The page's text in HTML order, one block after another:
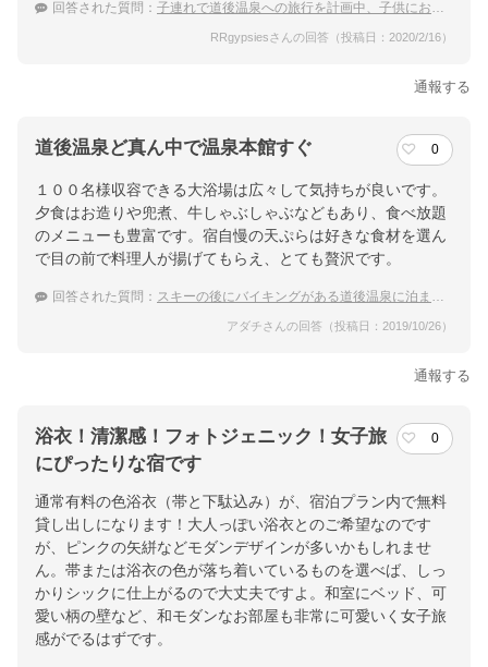
回答された質問： 子連れで道後温泉への旅行を計画中、子供にお子様ランチを提供してくれる宿はありますか？
RRgypsiesさんの回答（投稿日：2020/2/16）
通報する
道後温泉ど真ん中で温泉本館すぐ 0
１００名様収容できる大浴場は広々して気持ちが良いです。
夕食はお造りや兜煮、牛しゃぶしゃぶなどもあり、食べ放題
のメニューも豊富です。宿自慢の天ぷらは好きな食材を選ん
で目の前で料理人が揚げてもらえ、とても贅沢です。
回答された質問： スキーの後にバイキングがある道後温泉に泊まりたい
アダチさんの回答（投稿日：2019/10/26）
通報する
浴衣！清潔感！フォトジェニック！女子旅
にぴったりな宿です
0
通常有料の色浴衣（帯と下駄込み）が、宿泊プラン内で無料
貸し出しになります！大人っぽい浴衣とのご希望なのです
が、ピンクの矢絣などモダンデザインが多いかもしれませ
ん。帯または浴衣の色が落ち着いているものを選べば、しっ
かりシックに仕上がるので大丈夫ですよ。和室にベッド、可
愛い柄の壁など、和モダンなお部屋も非常に可愛いく女子旅
感がでるはずです。